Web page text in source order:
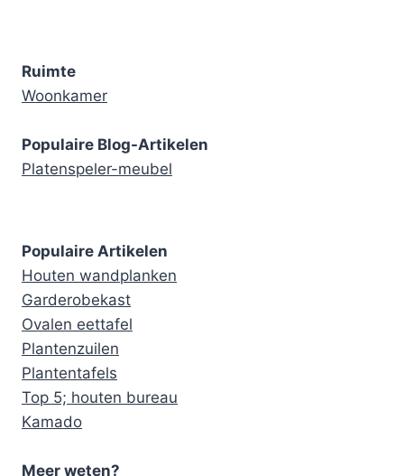
Ruimte
Woonkamer
Populaire Blog-Artikelen
Platenspeler-meubel
Populaire Artikelen
Houten wandplanken
Garderobekast
Ovalen eettafel
Plantenzuilen
Plantentafels
Top 5; houten bureau
Kamado
Meer weten?